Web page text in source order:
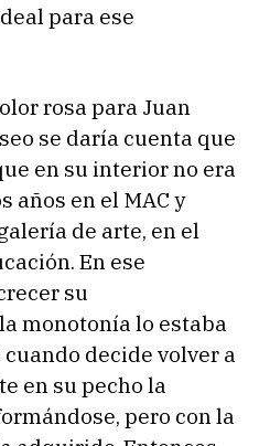
para ese
rosa para Juan
se daría cuenta que
en su interior no era
años en el MAC y
de arte, en el
En ese
su
monotonía lo estaba
decide volver a
en su pecho la
pero con la